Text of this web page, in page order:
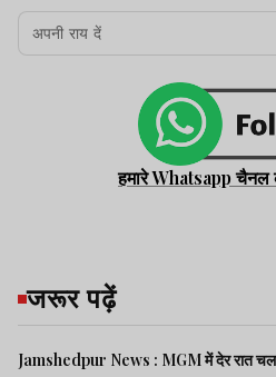
हमारे Whatsapp
जरूर पढ़ें
Jamshedpur News : MGM में देर रात चला